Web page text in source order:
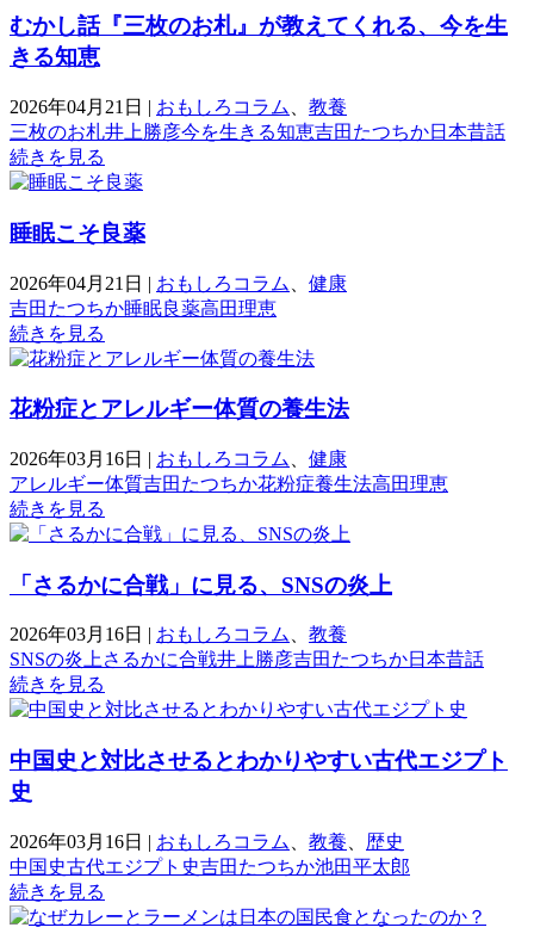
むかし話『三枚のお札』が教えてくれる、今を生
きる知恵
2026年04月21日 | おもしろコラム
教養
三枚のお札井上勝彦今を生きる知恵吉田たつちか日本昔話
続きを見る
睡眠こそ良薬
2026年04月21日 | おもしろコラム
健康
吉田たつちか睡眠良薬高田理恵
続きを見る
花粉症とアレルギー体質の養生法
2026年03月16日 | おもしろコラム
健康
アレルギー体質吉田たつちか花粉症養生法高田理恵
続きを見る
「さるかに合戦」に見る、SNSの炎上
2026年03月16日 | おもしろコラム、 教養
SNSの炎上さるかに合戦井上勝彦吉田たつちか日本昔話
続きを見る
中国史と対比させるとわかりやすい古代エジプト
史
2026年03月16日 | おもしろコラム 教養
歴史
中国史古代エジプト史吉田たつちか池田平太郎
続きを見る